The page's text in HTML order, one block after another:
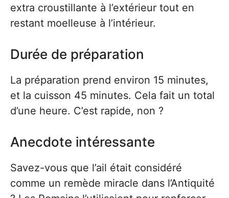
extra croustillante à l’extérieur tout en
restant moelleuse à l’intérieur.
Durée de préparation
La préparation prend environ 15 minutes,
et la cuisson 45 minutes. Cela fait un total
d’une heure. C’est rapide, non ?
Anecdote intéressante
Savez-vous que l’ail était considéré
comme un remède miracle dans l’Antiquité